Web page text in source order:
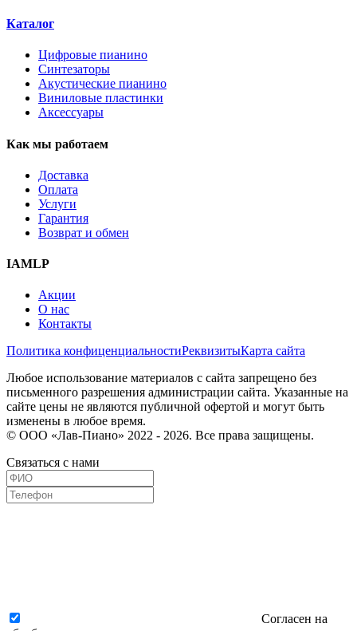
Каталог
Цифровые пианино
Синтезаторы
Акустические пианино
Виниловые пластинки
Аксессуары
Как мы работаем
Доставка
Оплата
Услуги
Гарантия
Возврат и обмен
IAMLP
Акции
О нас
Контакты
Политика конфиценциальностиРеквизитыКарта сайта
Любое использование материалов с сайта запрещено без
письменного разрешения администрации сайта. Указанные на
сайте цены не являются публичной офертой и могут быть
изменены в любое время.
© ООО «Лав-Пиано» 2022 - 2026. Все права защищены.
Связаться с нами
Согласен на